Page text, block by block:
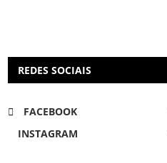
REDES SOCIAIS
FACEBOOK
INSTAGRAM